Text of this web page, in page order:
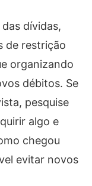
dívidas,
de restrição
organizando
débitos. Se
pesquise
algo e
chegou
evitar novos